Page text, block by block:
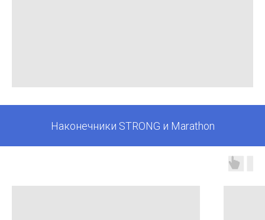
Наконечники STRONG и Marathon